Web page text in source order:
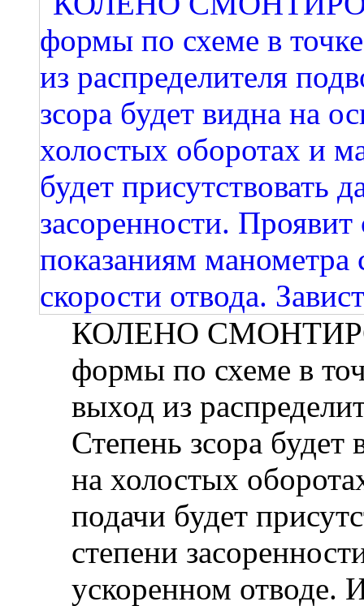
КОЛЕНО
формы по схеме в
выход из
Степень зсора
на холостых
подачи будет
степени
ускоренном отводе.